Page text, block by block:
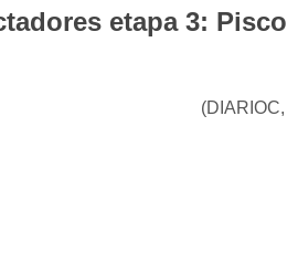
etapa 3: Pisco
(DIARIOC,